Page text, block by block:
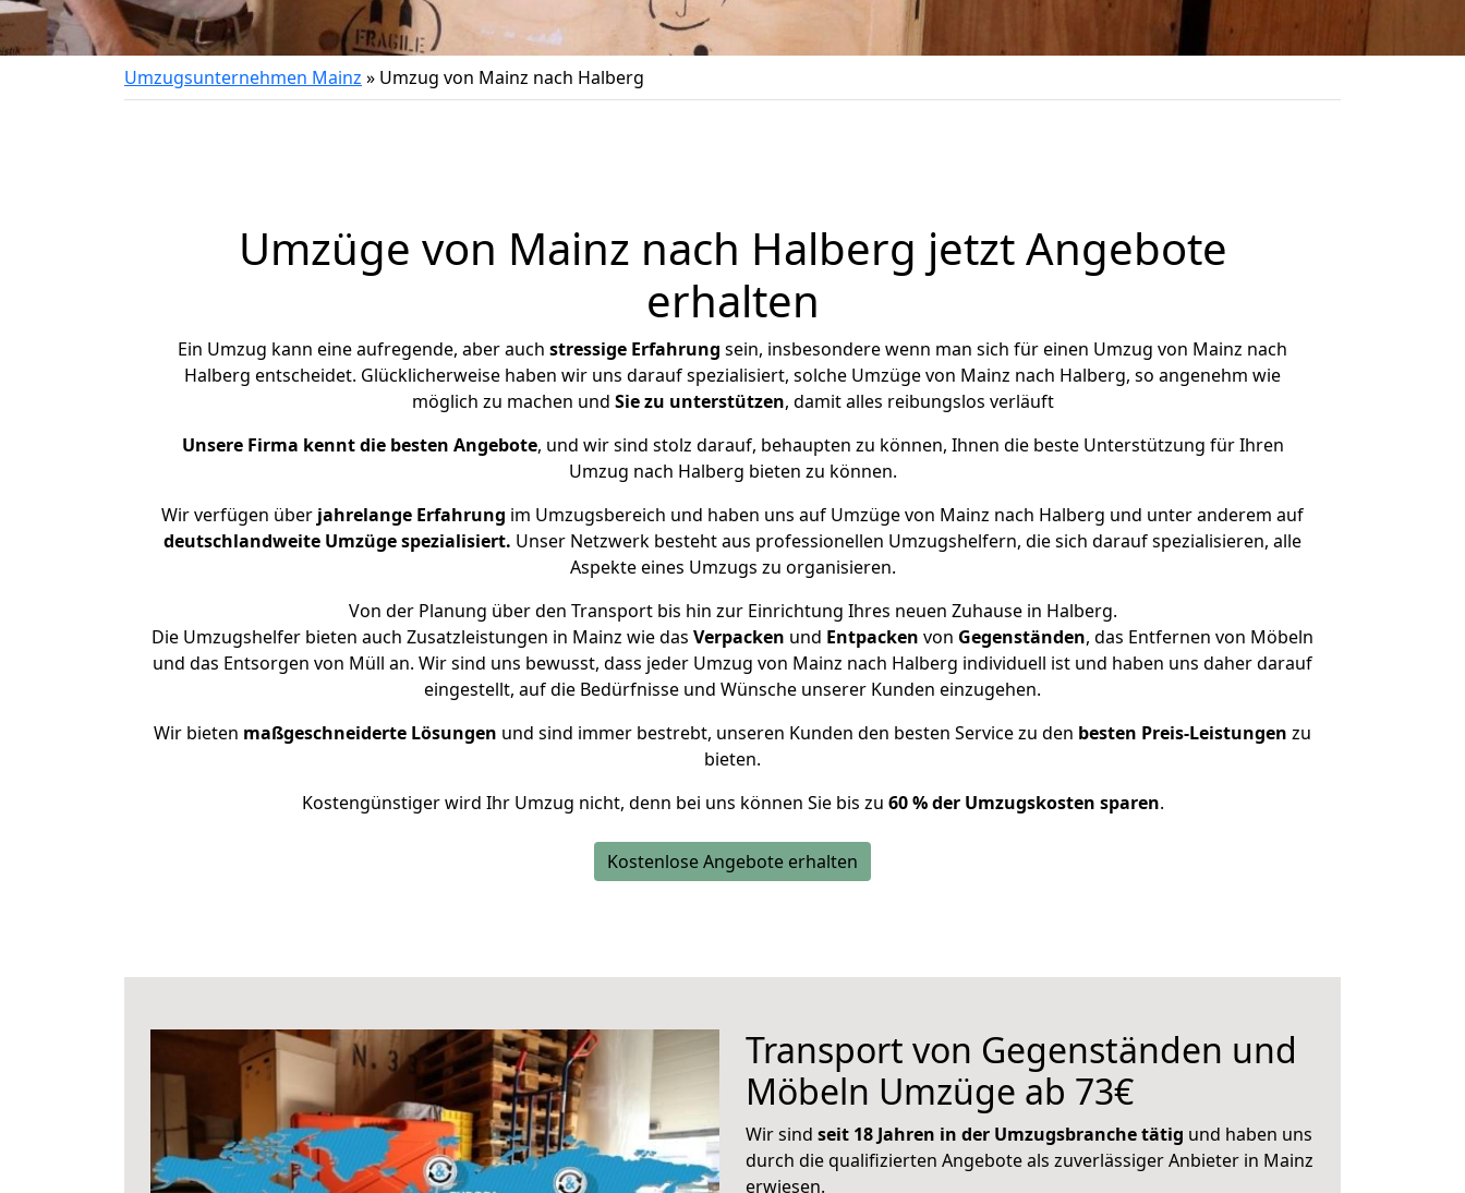
Umzugsunternehmen Mainz » Umzug von Mainz nach Halberg
Umzüge von Mainz nach Halberg jetzt Angebote
erhalten
Ein Umzug kann eine aufregende, aber auch stressige Erfahrung sein, insbesondere wenn man sich für einen Umzug von Mainz nach
Halberg entscheidet. Glücklicherweise haben wir uns darauf spezialisiert, solche Umzüge von Mainz nach Halberg, so angenehm wie
möglich zu machen und Sie zu unterstützen, damit alles reibungslos verläuft
Unsere Firma kennt die besten Angebote, und wir sind stolz darauf, behaupten zu können, Ihnen die beste Unterstützung für Ihren
Umzug nach Halberg bieten zu können.
Wir verfügen über jahrelange Erfahrung im Umzugsbereich und haben uns auf Umzüge von Mainz nach Halberg und unter anderem auf
deutschlandweite Umzüge spezialisiert. Unser Netzwerk besteht aus professionellen Umzugshelfern, die sich darauf spezialisieren, alle
Aspekte eines Umzugs zu organisieren.
Von der Planung über den Transport bis hin zur Einrichtung Ihres neuen Zuhause in Halberg.
Die Umzugshelfer bieten auch Zusatzleistungen in Mainz wie das Verpacken und Entpacken von Gegenständen, das Entfernen von Möbeln
und das Entsorgen von Müll an. Wir sind uns bewusst, dass jeder Umzug von Mainz nach Halberg individuell ist und haben uns daher darauf
eingestellt, auf die Bedürfnisse und Wünsche unserer Kunden einzugehen.
Wir bieten maßgeschneiderte Lösungen und sind immer bestrebt, unseren Kunden den besten Service zu den besten Preis-Leistungen zu
bieten.
Kostengünstiger wird Ihr Umzug nicht, denn bei uns können Sie bis zu 60 % der Umzugskosten sparen.
Kostenlose Angebote erhalten
Transport von Gegenständen und
Möbeln Umzüge ab 73€
Wir sind seit 18 Jahren in der Umzugsbranche tätig und haben uns
durch die qualifizierten Angebote als zuverlässiger Anbieter in Mainz
erwiesen.